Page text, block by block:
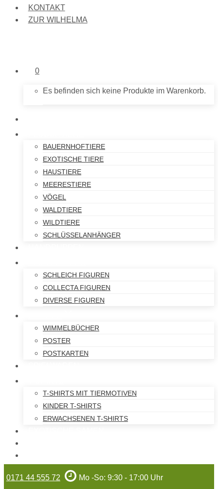
KONTAKT
ZUR WILHELMA
0
Es befinden sich keine Produkte im Warenkorb.
BAUERNHOFTIERE
EXOTISCHE TIERE
HAUSTIERE
MEERESTIERE
VÖGEL
WALDTIERE
WILDTIERE
SCHLÜSSELANHÄNGER
SCHLEICH FIGUREN
COLLECTA FIGUREN
DIVERSE FIGUREN
WIMMELBÜCHER
POSTER
POSTKARTEN
T-SHIRTS MIT TIERMOTIVEN
KINDER T-SHIRTS
ERWACHSENEN T-SHIRTS
0171 44 555 72 Mo -So: 9:30 - 17:00 Uhr